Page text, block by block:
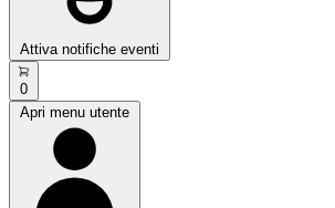
Attiva notifiche eventi
0
Apri menu utente